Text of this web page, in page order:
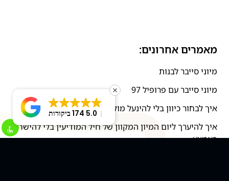
מאמרים אחרונים:
מיוני סייבר לבנות
מיוני סייבר עם פרופיל 97
איך לבחור כיוון בלי להינעל מוקדם מדי על מסלול אחד?
איך להיערך ליום המיון המקוון של חיל המודיעין בלי להישחק
באמצע
5.0